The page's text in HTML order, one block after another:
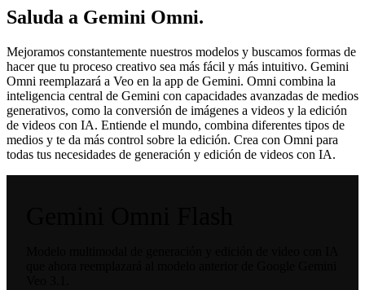
Saluda a Gemini Omni.
Mejoramos constantemente nuestros modelos y buscamos formas de
hacer que tu proceso creativo sea más fácil y más intuitivo. Gemini
Omni reemplazará a Veo en la app de Gemini. Omni combina la
inteligencia central de Gemini con capacidades avanzadas de medios
generativos, como la conversión de imágenes a videos y la edición
de videos con IA. Entiende el mundo, combina diferentes tipos de
medios y te da más control sobre la edición. Crea con Omni para
todas tus necesidades de generación y edición de videos con IA.